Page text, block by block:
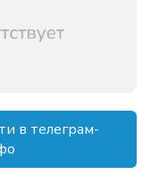
в телеграм-